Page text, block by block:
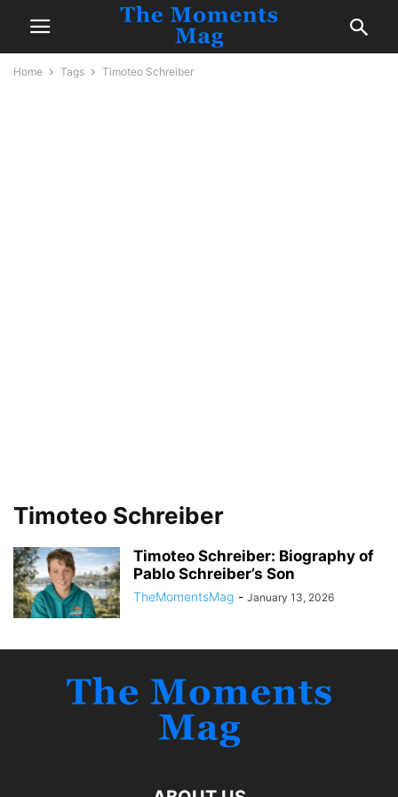
Home Tags Timoteo Schreiber
Timoteo Schreiber
Timoteo Schreiber: Biography of
Pablo Schreiber’s Son
TheMomentsMag - January 13, 2026